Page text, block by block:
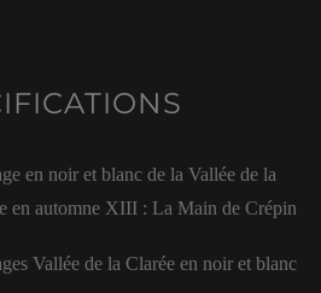
en noir et blanc de la Vallée de la
en automne XIII : La Main de Crépin
Vallée de la Clarée en noir et blanc